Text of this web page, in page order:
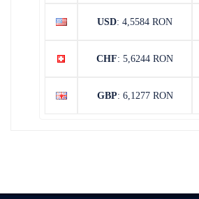
USD: 4,5584 RON
CHF: 5,6244 RON
GBP: 6,1277 RON